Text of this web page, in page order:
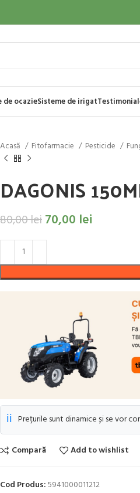
de ocazieSisteme de irigat
Acasă Fitofarmacie Pesticide
DAGONIS
80,00lei70,00 lei
ℹ️ Prețurile sunt dinamice și se vor
Compară Add to wishlist
Cod Produs:5941000011212